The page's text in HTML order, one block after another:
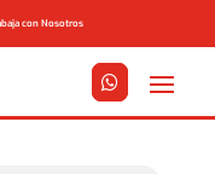
con Nosotros


